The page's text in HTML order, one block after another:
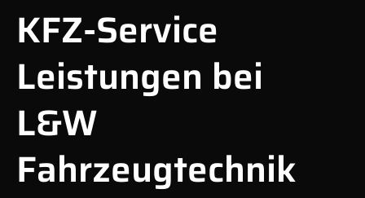
KFZ-Service
Leistungen bei
L&W
Fahrzeugtechnik